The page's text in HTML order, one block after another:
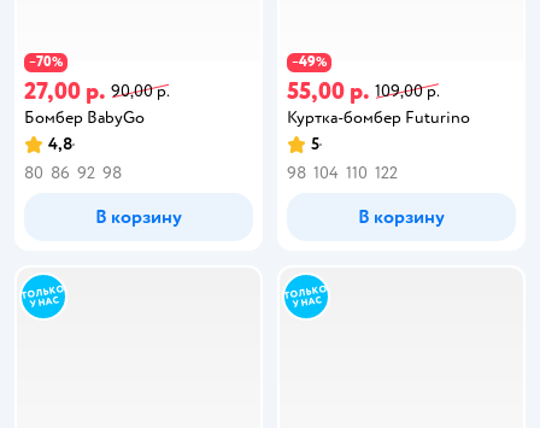
−70%
27,00 р. 90,00 р.
Бомбер BabyGo
4,8
80 86 92 98
В корзину
−49%
55,00 р. 109,00 р.
Куртка-бомбер Futurino
5
98 104 110 122
В корзину